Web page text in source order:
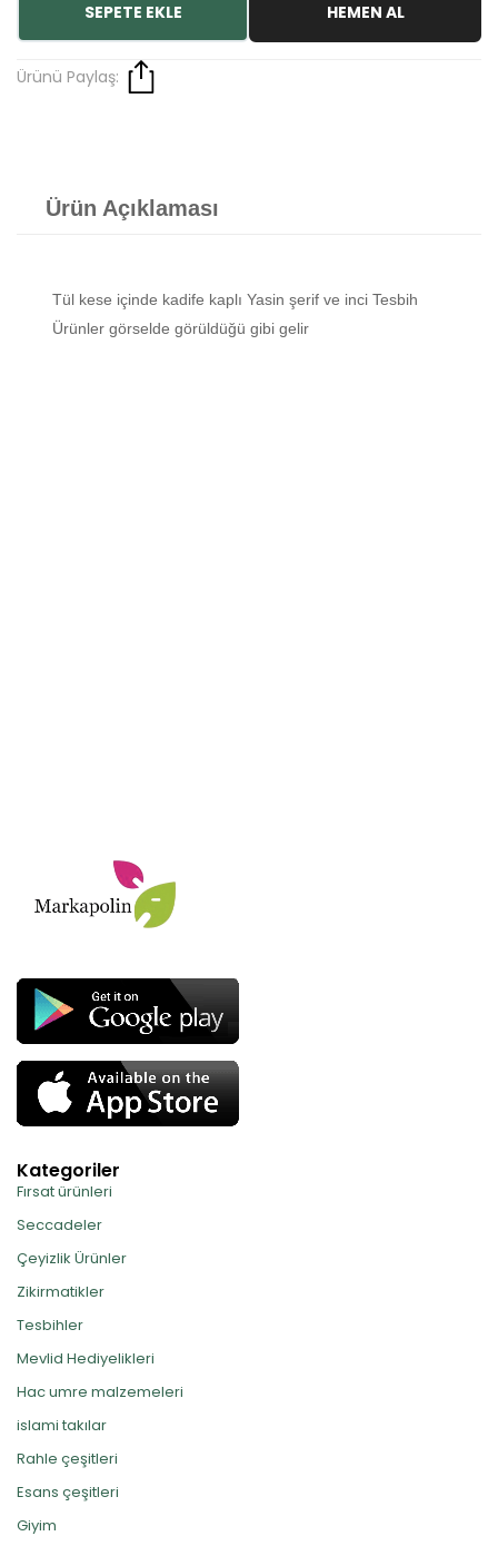
SEPETE EKLE HEMEN AL
Ürünü Paylaş:
Ürün Açıklaması
Tül kese içinde kadife kaplı Yasin şerif ve inci Tesbih
Ürünler görselde görüldüğü gibi gelir
Kategoriler
Fırsat ürünleri
Seccadeler
Çeyizlik Ürünler
Zikirmatikler
Tesbihler
Mevlid Hediyelikleri
Hac umre malzemeleri
islami takılar
Rahle çeşitleri
Esans çeşitleri
Giyim